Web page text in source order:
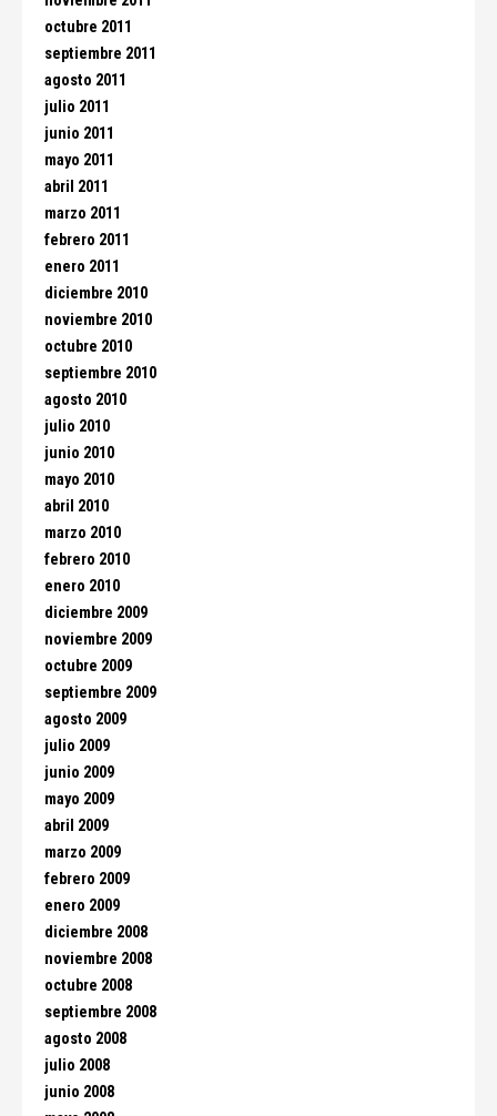
octubre 2011
septiembre 2011
agosto 2011
julio 2011
junio 2011
mayo 2011
abril 2011
marzo 2011
febrero 2011
enero 2011
diciembre 2010
noviembre 2010
octubre 2010
septiembre 2010
agosto 2010
julio 2010
junio 2010
mayo 2010
abril 2010
marzo 2010
febrero 2010
enero 2010
diciembre 2009
noviembre 2009
octubre 2009
septiembre 2009
agosto 2009
julio 2009
junio 2009
mayo 2009
abril 2009
marzo 2009
febrero 2009
enero 2009
diciembre 2008
noviembre 2008
octubre 2008
septiembre 2008
agosto 2008
julio 2008
junio 2008